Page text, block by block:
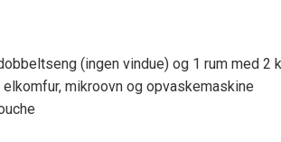
(ingen vindue) og 1 rum med 2
mikroovn og opvaskemaskine